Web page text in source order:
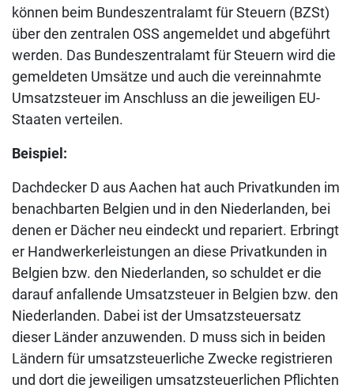
können beim Bundeszentralamt für Steuern (BZSt)
über den zentralen OSS angemeldet und abgeführt
werden. Das Bundeszentralamt für Steuern wird die
gemeldeten Umsätze und auch die vereinnahmte
Umsatzsteuer im Anschluss an die jeweiligen EU-
Staaten verteilen.
Beispiel:
Dachdecker D aus Aachen hat auch Privatkunden im
benachbarten Belgien und in den Niederlanden, bei
denen er Dächer neu eindeckt und repariert. Erbringt
er Handwerkerleistungen an diese Privatkunden in
Belgien bzw. den Niederlanden, so schuldet er die
darauf anfallende Umsatzsteuer in Belgien bzw. den
Niederlanden. Dabei ist der Umsatzsteuersatz
dieser Länder anzuwenden. D muss sich in beiden
Ländern für umsatzsteuerliche Zwecke registrieren
und dort die jeweiligen umsatzsteuerlichen Pflichten